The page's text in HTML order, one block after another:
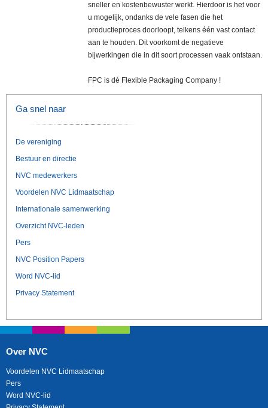
sneller en kostenbewuster werkt. Hierdoor is het voor
u mogelijk, ondanks de vele fasen die het
productieproces doorloopt, telkens één vast contact
aan te houden. Dit voorkomt de negatieve
bijwerkingen die in dit soort processen vaak ontstaan.
FPC is dé Flexible Packaging Company !
Ga snel naar
De vereniging
Bestuur en directie
NVC medewerkers
Voordelen NVC Lidmaatschap
Internationale samenwerking
Overzicht NVC-leden
Pers
NVC Position Papers
Word NVC-lid
Privacy Statement
Over NVC
Voordelen NVC Lidmaatschap
Pers
Word NVC-lid